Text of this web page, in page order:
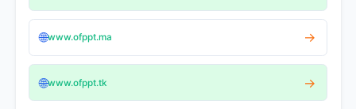
SMS Gratuit
🌐www.ofppt.ma →
🌐www.ofppt.tk →